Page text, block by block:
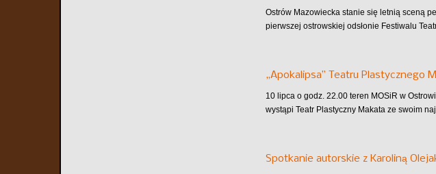
Ostrów Mazowiecka stanie się letnią sceną
pierwszej ostrowskiej odsłonie Festiwalu
„Apokalipsa” Teatru Plastycznego
10 lipca o godz. 22.00 teren MOSiR w
wystąpi Teatr Plastyczny Makata ze swoim
Spotkanie autorskie z Karoliną